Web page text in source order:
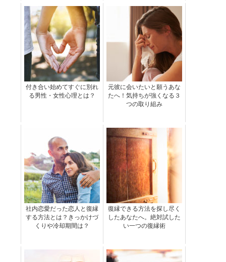
付き合い始めてすぐに別れ
る男性・女性心理とは？
元彼に会いたいと願うあな
たへ！気持ちが強くなる３
つの取り組み
社内恋愛だった恋人と復縁
する方法とは？きっかけづ
くりや冷却期間は？
復縁できる方法を探し尽く
したあなたへ。絶対試した
い一つの復縁術